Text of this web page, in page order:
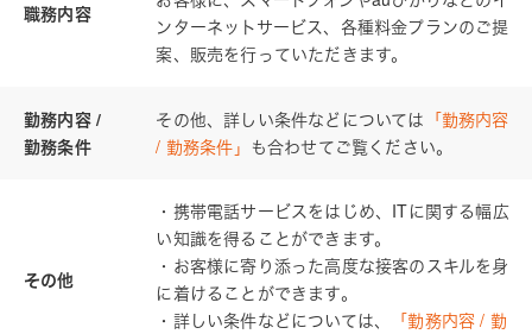
職務内容
ンターネットサービス、各種料金プランのご提
案、販売を行っていただきます。
勤務内容 /
勤務条件
その他、詳しい条件などについては 「勤務内容
/ 勤務条件」 も合わせてご覧ください。
その他
・携帯電話サービスをはじめ、ITに関する幅広
い知識を得ることができます。
・お客様に寄り添った高度な接客のスキルを身
に着けることができます。
・詳しい条件などについては、
「勤務内容 / 勤